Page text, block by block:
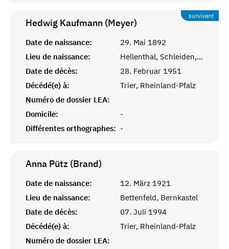
survivant
Hedwig Kaufmann (Meyer)
Date de naissance:
29. Mai 1892
Lieu de naissance:
Hellenthal, Schleiden, Rheinprovinz
Date de décès:
28. Februar 1951
Décédé(e) à:
Trier, Rheinland-Pfalz
Numéro de dossier LEA:
Domicile:
-
Différentes orthographes: -
Anna Pütz (Brand)
Date de naissance:
12. März 1921
Lieu de naissance:
Bettenfeld, Bernkastel
Date de décès:
07. Juli 1994
Décédé(e) à:
Trier, Rheinland-Pfalz
Numéro de dossier LEA: